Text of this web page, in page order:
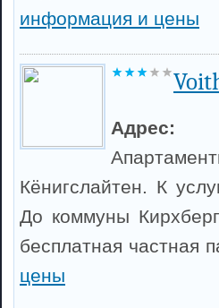
информация и цены
Адрес:
Кёнигслайтен. К
До коммуны
бесплатная частная
цены